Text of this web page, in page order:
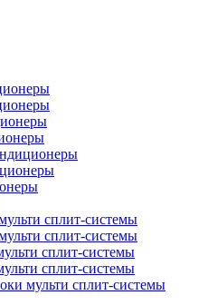
сплит-системы
сплит-системы
сплит-системы
сплит-системы
мульти сплит-системы